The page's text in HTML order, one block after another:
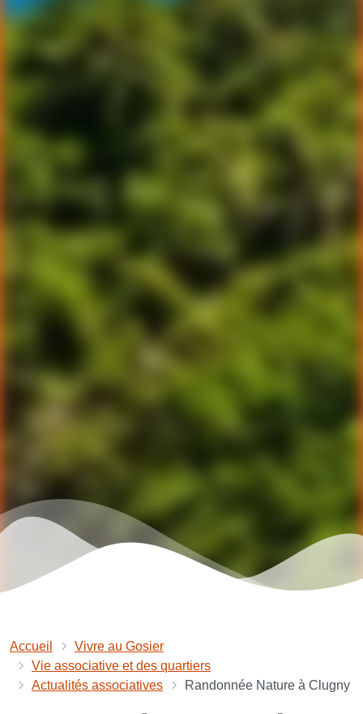
Accueil
Vivre au Gosier
Vie associative et des quartiers
Actualités associatives
Randonnée Nature à Clugny